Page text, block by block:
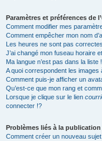
Paramètres et préférences de
Comment modifier mes
Comment empêcher mon nom
Les heures ne sont pas
J’ai changé mon fuseau horaire
Ma langue n’est pas dans la liste !
A quoi correspondent les images
Comment puis-je afficher un
Qu’est-ce que mon rang et
Lorsque je clique sur le lien
connecter !?
Problèmes liés à la publication
Comment créer un nouveau